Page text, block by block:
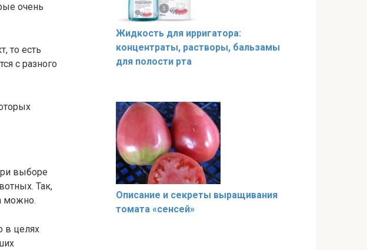
очень
то есть
с разного
выборе
Так,
можно.
в целях
Жидкость для ирригатора:
концентраты, растворы, бальзамы
для полости рта
Описание и секреты выращивания
томата «сенсей»